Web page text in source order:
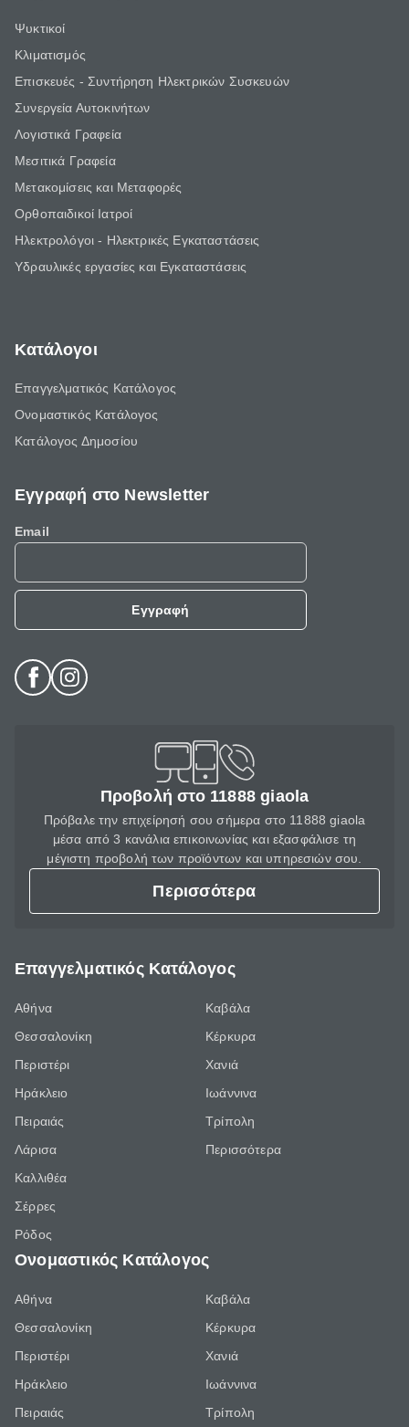
Ψυκτικοί
Κλιματισμός
Επισκευές - Συντήρηση Ηλεκτρικών Συσκευών
Συνεργεία Αυτοκινήτων
Λογιστικά Γραφεία
Μεσιτικά Γραφεία
Μετακομίσεις και Μεταφορές
Ορθοπαιδικοί Ιατροί
Ηλεκτρολόγοι - Ηλεκτρικές Εγκαταστάσεις
Υδραυλικές εργασίες και Εγκαταστάσεις
Κατάλογοι
Επαγγελματικός Κατάλογος
Ονομαστικός Κατάλογος
Κατάλογος Δημοσίου
Εγγραφή στο Newsletter
Email
Εγγραφή
Προβολή στο 11888 giaola
Πρόβαλε την επιχείρησή σου σήμερα στο 11888 giaola
μέσα από 3 κανάλια επικοινωνίας και εξασφάλισε τη
μέγιστη προβολή των προϊόντων και υπηρεσιών σου.
Περισσότερα
Επαγγελματικός Κατάλογος
Αθήνα
Θεσσαλονίκη
Περιστέρι
Ηράκλειο
Πειραιάς
Λάρισα
Καλλιθέα
Σέρρες
Ρόδος
Καβάλα
Κέρκυρα
Χανιά
Ιωάννινα
Τρίπολη
Περισσότερα
Ονομαστικός Κατάλογος
Αθήνα
Θεσσαλονίκη
Περιστέρι
Ηράκλειο
Πειραιάς
Καβάλα
Κέρκυρα
Χανιά
Ιωάννινα
Τρίπολη